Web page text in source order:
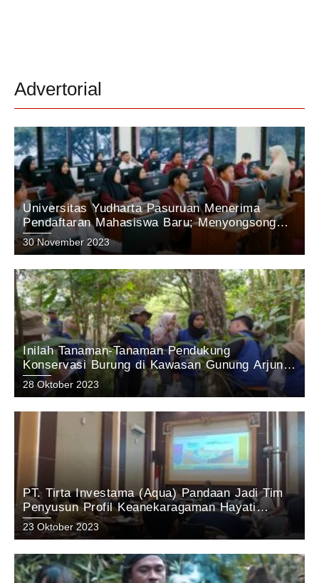
Advertorial
Universitas Yudharta Pasuruan Menerima
Pendaftaran Mahasiswa Baru; Menyongsong
Masa Depan Unggul dengan Inovasi dan
Prestasi.
30 November 2023
Inilah Tanaman-Tanaman Pendukung
Konservasi Burung di Kawasan Gunung Arjuno
Pasuruan: Hasil Penelitian tim KEHATI Aqua
Pandaan 2023
28 Oktober 2023
PT. Tirta Investama (Aqua) Pandaan Jadi Tim
Penyusun Profil Keanekaragaman Hayati
Kabupaten Pasuruan Tahun 2023
23 Oktober 2023